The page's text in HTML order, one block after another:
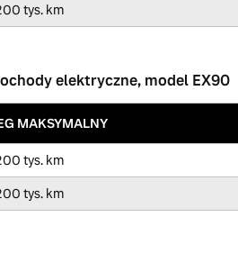
tys. km
elektryczne, model EX90
MAKSYMALNY
tys. km
tys. km